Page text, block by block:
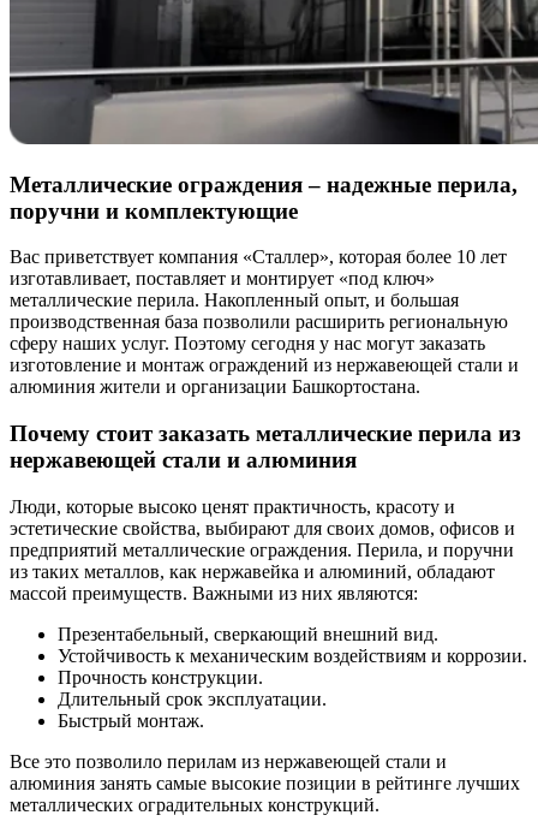
Металлические ограждения – надежные перила,
поручни и комплектующие
Вас приветствует компания «Сталлер», которая более 10 лет
изготавливает, поставляет и монтирует «под ключ»
металлические перила. Накопленный опыт, и большая
производственная база позволили расширить региональную
сферу наших услуг. Поэтому сегодня у нас могут заказать
изготовление и монтаж ограждений из нержавеющей стали и
алюминия жители и организации Башкортостана.
Почему стоит заказать металлические перила из
нержавеющей стали и алюминия
Люди, которые высоко ценят практичность, красоту и
эстетические свойства, выбирают для своих домов, офисов и
предприятий металлические ограждения. Перила, и поручни
из таких металлов, как нержавейка и алюминий, обладают
массой преимуществ. Важными из них являются:
Презентабельный, сверкающий внешний вид.
Устойчивость к механическим воздействиям и коррозии.
Прочность конструкции.
Длительный срок эксплуатации.
Быстрый монтаж.
Все это позволило перилам из нержавеющей стали и
алюминия занять самые высокие позиции в рейтинге лучших
металлических оградительных конструкций.